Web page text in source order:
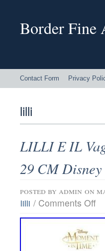
Border Fine
Contact Form Privacy
lilli
LILLI E IL
29 CM
posted by admin on
lilli / Comments Off